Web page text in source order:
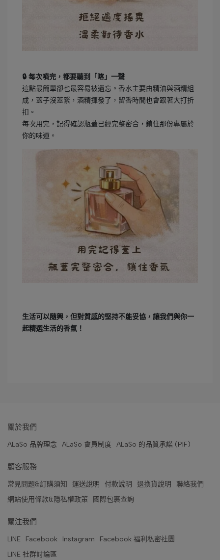
🔒 每次噴完，都要聽到「喀」一聲
這點最簡單卻也最容易被遺忘。香水主要由精油與酒精組
成，蓋子沒蓋緊，酒精揮發了，留香時間也會跟著大打折
扣。
每次用完，記得確認瓶蓋已經完整密合，鎖住那份專屬於
你的味道。
生活可以隨興，但對質感的堅持不能妥協，讓我們與你一
起精選生活的香氣！
關於我們
ALaSo 品牌理念 ALaSo 會員制度 ALaSo 的品質承諾 (PIF)
顧客服務
常見問題&訂購須知 運送說明 付款說明 退換貨說明
聯絡我們
網站使用條款&隱私權政策
國際包裹查詢
關注我們
LINE Facebook Instagram
Facebook 福利私密社團
LINE 社群討論區